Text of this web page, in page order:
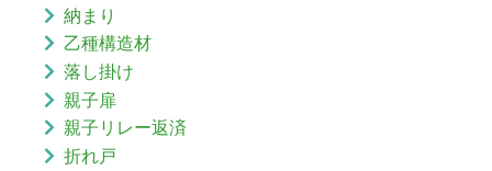
納まり
乙種構造材
落し掛け
親子扉
親子リレー返済
折れ戸